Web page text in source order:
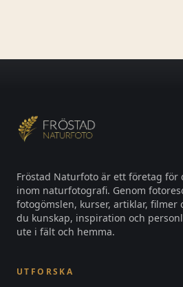
Fröstad Naturfoto är ett företag för
inom naturfotografi. Genom
fotogömslen, kurser, artiklar,
du kunskap, inspiration och
ute i fält och hemma.
UTFORSKA